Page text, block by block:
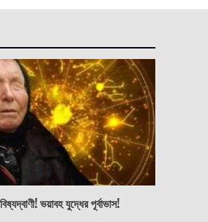
ভয়াবহ যুদ্ধের পূর্বাভাস!